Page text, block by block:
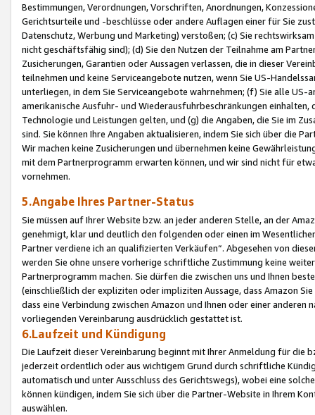
Bestimmungen, Verordnungen, Vorschriften, Anordnungen,
Gerichtsurteile und -beschlüsse oder andere Auflagen einer für Sie
Datenschutz, Werbung und Marketing) verstoßen; (c) Sie
nicht geschäftsfähig sind); (d) Sie den Nutzen der Teilnahme am
Zusicherungen, Garantien oder Aussagen verlassen, die in dieser
teilnehmen und keine Serviceangebote nutzen, wenn Sie US-
unterliegen, in dem Sie Serviceangebote wahrnehmen; (f) Sie alle
amerikanische Ausfuhr- und Wiederausfuhrbeschränkungen
Technologie und Leistungen gelten, und (g) die Angaben, die Sie im
sind. Sie können Ihre Angaben aktualisieren, indem Sie sich über die
Wir machen keine Zusicherungen und übernehmen keine
mit dem Partnerprogramm erwarten können, und wir sind nicht für
vornehmen.
5.Angabe Ihres Partner-Status
Sie müssen auf Ihrer Website bzw. an jeder anderen Stelle, an der
genehmigt, klar und deutlich den folgenden oder einen im
Partner verdiene ich an qualifizierten Verkäufen“. Abgesehen von
werden Sie ohne unsere vorherige schriftliche Zustimmung keine
Partnerprogramm machen. Sie dürfen die zwischen uns und Ihnen
(einschließlich der expliziten oder impliziten Aussage, dass Amazon
dass eine Verbindung zwischen Amazon und Ihnen oder einer
vorliegenden Vereinbarung ausdrücklich gestattet ist.
6.Laufzeit und Kündigung
Die Laufzeit dieser Vereinbarung beginnt mit Ihrer Anmeldung für die
jederzeit ordentlich oder aus wichtigem Grund durch schriftliche
automatisch und unter Ausschluss des Gerichtswegs), wobei eine
können kündigen, indem Sie sich über die Partner-Website in Ihrem
auswählen.